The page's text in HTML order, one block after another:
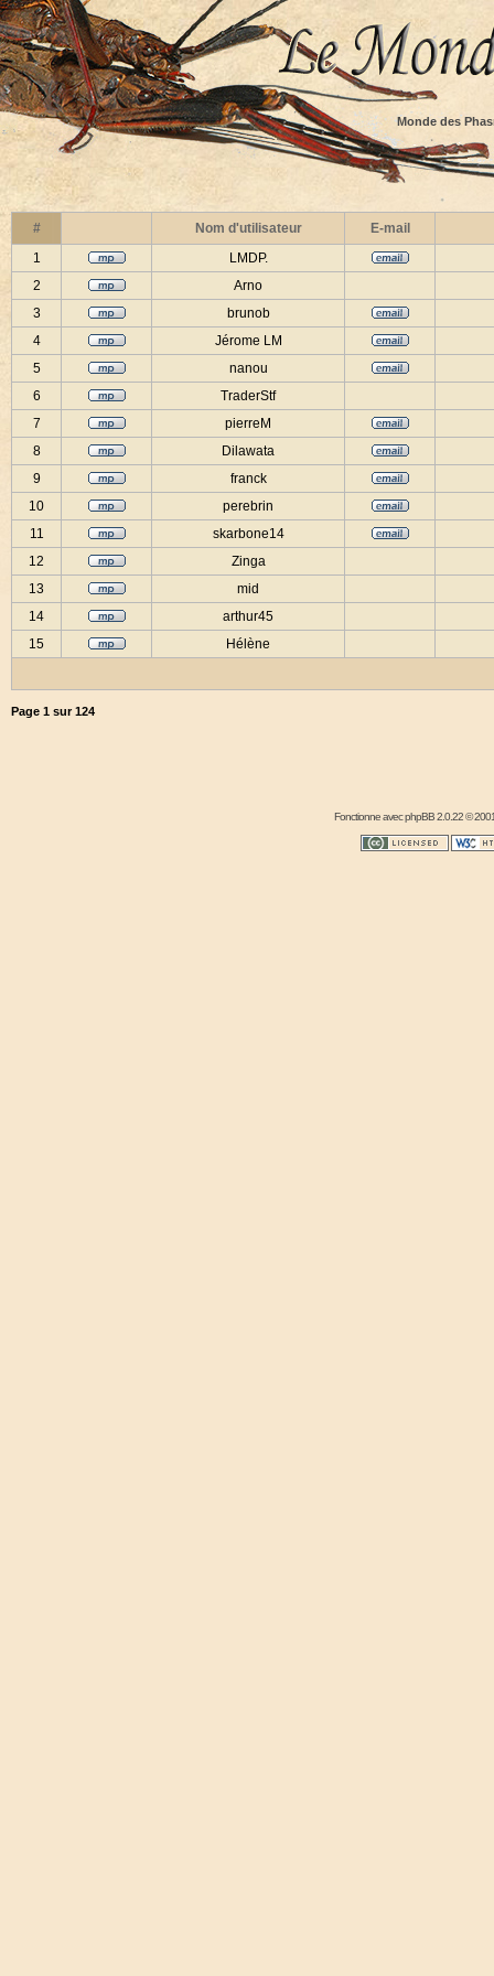
Monde des
# Nom d'utilisateur
E-mail
1
LMDP.
2
Arno
3
brunob
4
Jérome LM
5
nanou
6
TraderStf
7
pierreM
8
Dilawata
9
franck
10
perebrin
11
skarbone14
12
Zinga
13
mid
14
arthur45
15
Hélène
Page 1 sur124
Fonctionne avecphpBB2.0.22 ©